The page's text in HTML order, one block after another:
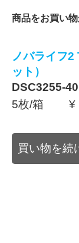
商品をお買い物
ノバライフ2
ット）
DSC3255-40
5枚/箱 ¥
買い物を続